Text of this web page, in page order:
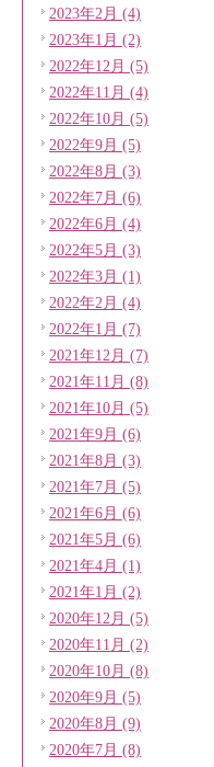
2023年2月 (4)
2023年1月 (2)
2022年12月 (5)
2022年11月 (4)
2022年10月 (5)
2022年9月 (5)
2022年8月 (3)
2022年7月 (6)
2022年6月 (4)
2022年5月 (3)
2022年3月 (1)
2022年2月 (4)
2022年1月 (7)
2021年12月 (7)
2021年11月 (8)
2021年10月 (5)
2021年9月 (6)
2021年8月 (3)
2021年7月 (5)
2021年6月 (6)
2021年5月 (6)
2021年4月 (1)
2021年1月 (2)
2020年12月 (5)
2020年11月 (2)
2020年10月 (8)
2020年9月 (5)
2020年8月 (9)
2020年7月 (8)